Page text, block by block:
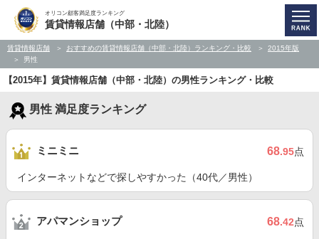
オリコン顧客満足度ランキング
賃貸情報店舗（中部・北陸）
賃貸情報店舗 おすすめの賃貸情報店舗（中部・北陸）ランキング・比較
2015年版
男性
【2015年】賃貸情報店舗（中部・北陸）の男性ランキング・比較
男性 満足度ランキング
ミニミニ 68.95点
インターネットなどで探しやすかった（40代／男性）
アパマンショップ 68.42点